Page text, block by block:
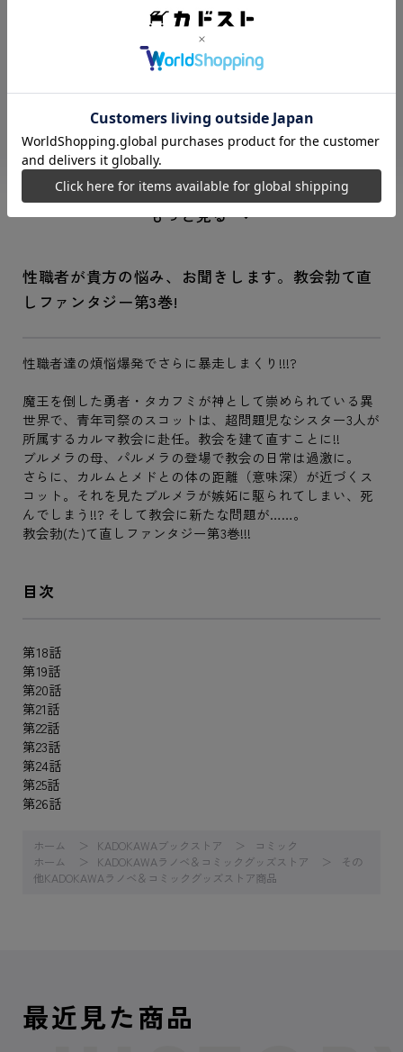
9784040759630
ドラゴンコミックスエイジ
商品形態
コミックス
Ｂ６判
商品寸法（横/
縦/束幅）
128 × 182 × 12.5 mm
総ページ数 162ページ
もっと見る
性職者が貴方の悩み、お聞きします。教会勃て直
しファンタジー第3巻!
性職者達の煩悩爆発でさらに暴走しまくり!!!?
魔王を倒した勇者・タカフミが神として崇められている異
世界で、青年司祭のスコットは、超問題児なシスター3人が
所属するカルマ教会に赴任。教会を建て直すことに!!
ブルメラの母、パルメラの登場で教会の日常は過激に。
さらに、カルムとメドとの体の距離（意味深）が近づくス
コット。それを見たブルメラが嫉妬に駆られてしまい、死
んでしまう!!? そして教会に新たな問題が……。
教会勃(た)て直しファンタジー第3巻!!!
目次
第18話
第19話
第20話
第21話
第22話
第23話
第24話
第25話
第26話
ホーム KADOKAWAブックストア
コミック
ホーム
KADOKAWAラノベ＆コミックグッズストア
その
他KADOKAWAラノベ＆コミックグッズストア商品
最近見た商品